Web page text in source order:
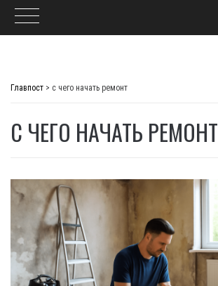
Главпост > с чего начать ремонт
С ЧЕГО НАЧАТЬ РЕМОНТ